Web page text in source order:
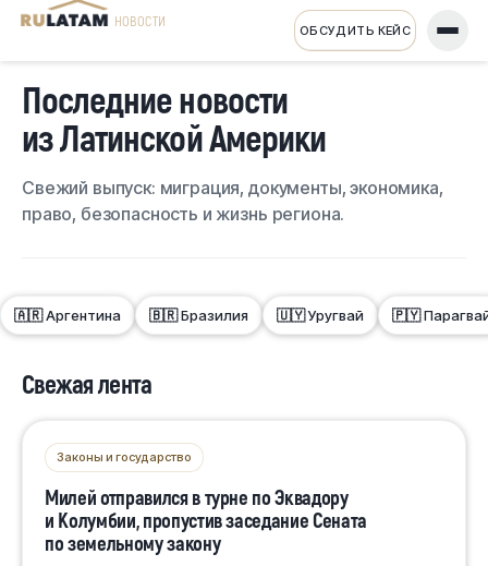
НОВОСТИ ОБСУДИТЬ КЕЙС
Последние новости
из Латинской Америки
Свежий выпуск: миграция, документы, экономика,
право, безопасность и жизнь региона.
🇦🇷 Аргентина 🇧🇷 Бразилия 🇺🇾 Уругвай 🇵🇾
Свежая лента
Законы и государство
Милей отправился в турне по Эквадору
и Колумбии, пропустив заседание Сената
по земельному закону